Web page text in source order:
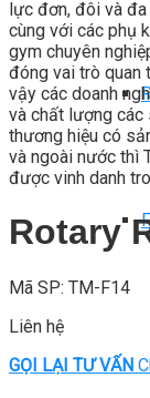
lực đơn, đôi và đa
cùng với các phụ
gym chuyên
đóng vai trò quan
vậy các doanh
và chất lượng các
thương hiệu có
và ngoài nước thì
được vinh danh
Rotary
Mã SP: TM-F14
Liên hệ
GỌI LẠI TƯ VẤN